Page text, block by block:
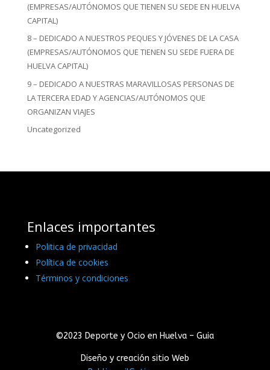
(EMPRESAS/AUTÓNOMOS QUE TIENEN SU SEDE EN HUELVA
CAPITAL)
8 – DEDICADO A NUESTROS PEQUES Y JÓVENES DE LA CASA
(EMPRESAS/AUTÓNOMOS QUE TIENEN SU SEDE FUERA DE
HUELVA CAPITAL)
9 – DEDICADO A NUESTRAS MARAVILLOSAS PERSONAS DE
LA TERCERA EDAD Y AGENCIAS/AUTÓNOMOS QUE
ORGANIZAN VIAJES
Uncategorized
Enlaces importantes
Politica de privacidad
Política de cookies
Términos y condiciones
©2023 Deporte y Ocio en Huelva – Guia
Diseño y creación sitio Web